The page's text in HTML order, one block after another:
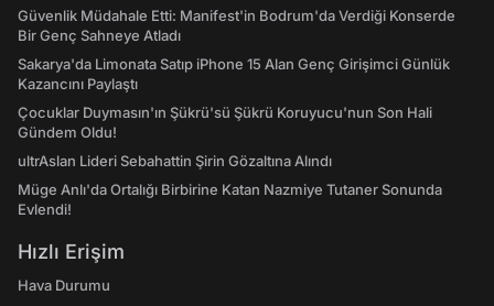
Güvenlik Müdahale Etti: Manifest'in Bodrum'da Verdiği Konserde
Bir Genç Sahneye Atladı
Sakarya'da Limonata Satıp iPhone 15 Alan Genç Girişimci Günlük
Kazancını Paylaştı
Çocuklar Duymasın'ın Şükrü'sü Şükrü Koruyucu'nun Son Hali
Gündem Oldu!
ultrAslan Lideri Sebahattin Şirin Gözaltına Alındı
Müge Anlı'da Ortalığı Birbirine Katan Nazmiye Tutaner Sonunda
Evlendi!
Hızlı Erişim
Hava Durumu